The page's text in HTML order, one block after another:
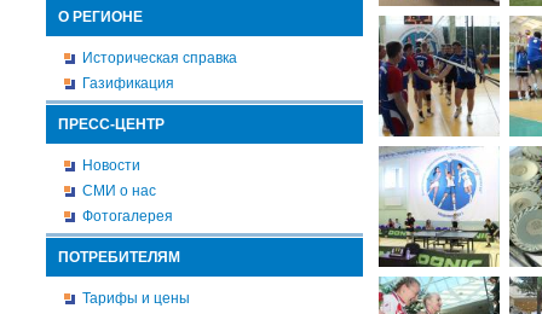
О РЕГИОНЕ
Историческая справка
Газификация
ПРЕСС-ЦЕНТР
Новости
СМИ о нас
Фотогалерея
ПОТРЕБИТЕЛЯМ
Тарифы и цены